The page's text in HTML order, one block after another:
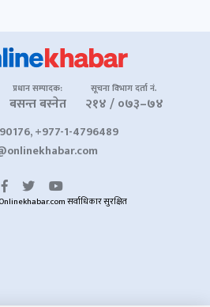
प्रधान सम्पादक:
बसन्त बस्नेत
सूचना विभाग दर्ता नं.
२१४ / ०७३–७४
+977-1-4796489
सर्वाधिकार सुरक्षित